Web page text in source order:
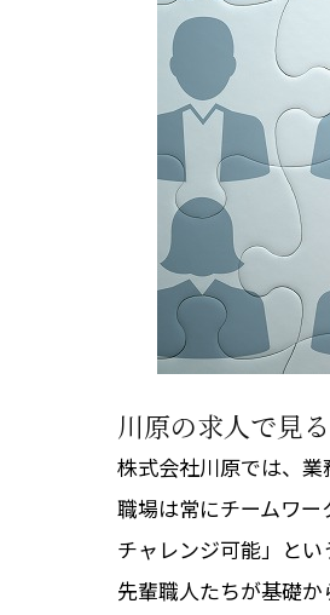
川原の求人で見
株式会社川原では、業
職場は常にチームワ
チャレンジ可能」とい
先輩職人たちが基礎